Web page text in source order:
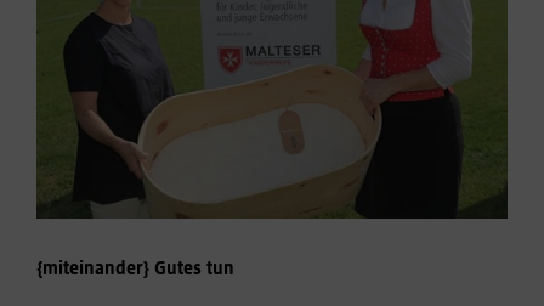
{miteinander} Gutes tun